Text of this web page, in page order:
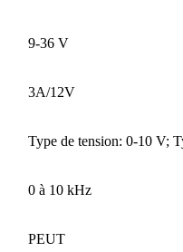
9-36 V
3A/12V
Type de tension: 0-10 V;
0 à 10 kHz
PEUT